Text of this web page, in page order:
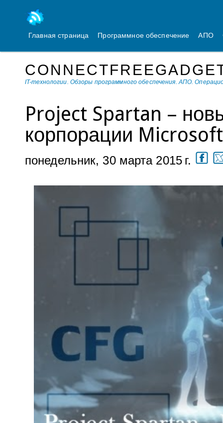
Главная страница Программное обеспечение АПО
IT-технологии. Обзоры программного обеспечения. АПО.
Project Spartan –
корпорации Microsoft
понедельник, 30 марта 2015 г.